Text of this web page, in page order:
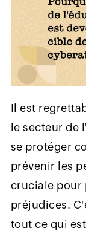
Il est
le secteur de
se protéger
prévenir les
cruciale pour
préjudices.
tout ce qui